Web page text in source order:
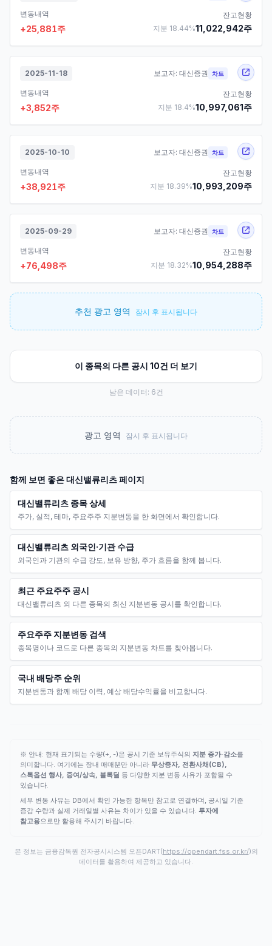
변동내역
+25,881주
잔고현황
지분 18.44%11,022,942주
2025-11-18 보고자: 대신증권 차트
변동내역
+3,852주
잔고현황
지분 18.4%10,997,061주
2025-10-10 보고자: 대신증권 차트
변동내역
+38,921주
잔고현황
지분 18.39%10,993,209주
2025-09-29 보고자: 대신증권 차트
변동내역
+76,498주
잔고현황
지분 18.32%10,954,288주
추천 광고 영역 잠시 후 표시됩니다
이 종목의 다른 공시 10건 더 보기
남은 데이터: 6건
광고 영역 잠시 후 표시됩니다
함께 보면 좋은대신밸류리츠페이지
대신밸류리츠 종목 상세
주가, 실적, 테마, 주요주주 지분변동을 한 화면에서 확인합니다.
대신밸류리츠 외국인·기관 수급
외국인과 기관의 수급 강도, 보유 방향, 주가 흐름을 함께 봅니다.
최근 주요주주 공시
대신밸류리츠 외 다른 종목의 최신 지분변동 공시를 확인합니다.
주요주주 지분변동 검색
종목명이나 코드로 다른 종목의 지분변동 차트를 찾아봅니다.
국내 배당주 순위
지분변동과 함께 배당 이력, 예상 배당수익률을 비교합니다.
※ 안내: 현재 표기되는 수량(+, -)은 공시 기준 보유주식의 지분 증가·감소를
의미합니다. 여기에는 장내 매매뿐만 아니라 무상증자, 전환사채(CB),
스톡옵션 행사, 증여/상속, 블록딜 등 다양한 지분 변동 사유가 포함될 수
있습니다.
세부 변동 사유는 DB에서 확인 가능한 항목만 참고로 연결하며, 공시일 기준
증감 수량과 실제 거래일별 사유는 차이가 있을 수 있습니다. 투자에
참고용으로만 활용해 주시기 바랍니다.
본 정보는 금융감독원 전자공시시스템 오픈DART(https://opendart.fss.or.kr/)의
데이터를 활용하여 제공하고 있습니다.